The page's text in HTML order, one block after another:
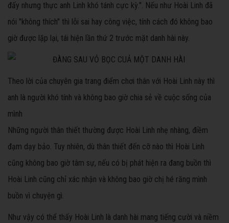
đấy nhưng thực anh Linh khó tánh cực kỳ.". Nếu như Hoài Linh đã
nói "không thích" thì lỗi sai hay công việc, tính cách đó không bao
giờ được lặp lại, tái hiện lần thứ 2 trước mặt danh hài này.
Theo lời của chuyên gia trang điểm chơi thân với Hoài Linh này thì
anh là người khó tính và không bao giờ chia sẻ về cuộc sống của
mình
Những người thân thiết thường được Hoài Linh nhẹ nhàng, điềm
đạm dạy bảo. Tuy nhiên, dù thân thiết đến cỡ nào thì Hoài Linh
cũng không bao giờ tâm sự, nếu có bị phát hiện ra đang buồn thì
Hoài Linh cũng chỉ xác nhận và không bao giờ chị hé răng mình
buồn vì chuyện gì.
Như vậy có thể thấy Hoài Linh là danh hài mang tiếng cười và niềm